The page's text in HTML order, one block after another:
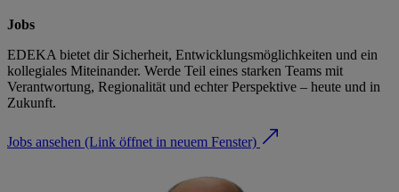
Jobs
EDEKA bietet dir Sicherheit, Entwicklungsmöglichkeiten und ein
kollegiales Miteinander. Werde Teil eines starken Teams mit
Verantwortung, Regionalität und echter Perspektive – heute und in
Zukunft.
Jobs ansehen (Link öffnet in neuem Fenster)